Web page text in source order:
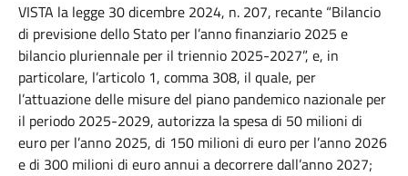
VISTA la legge 30 dicembre 2024, n. 207, recante “Bilancio
di previsione dello Stato per l’anno finanziario 2025 e
bilancio pluriennale per il triennio 2025-2027”, e, in
particolare, l’articolo 1, comma 308, il quale, per
l’attuazione delle misure del piano pandemico nazionale per
il periodo 2025-2029, autorizza la spesa di 50 milioni di
euro per l’anno 2025, di 150 milioni di euro per l’anno 2026
e di 300 milioni di euro annui a decorrere dall’anno 2027;